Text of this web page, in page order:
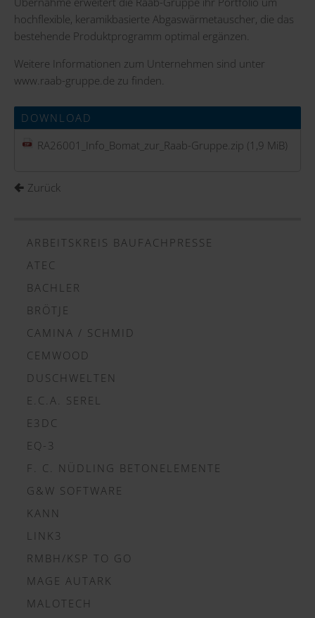
hochflexible, keramikbasierte Abgaswärmetauscher, die das
bestehende Produktprogramm optimal ergänzen.
Weitere Informationen zum Unternehmen sind unter
www.raab-gruppe.de zu finden.
DOWNLOAD
RA26001_Info_Bomat_zur_Raab-Gruppe.zip (1,9 MiB)
Zurück
ARBEITSKREIS BAUFACHPRESSE
ATEC
BACHLER
BRÖTJE
CAMINA / SCHMID
CEMWOOD
DUSCHWELTEN
E.C.A. SEREL
E3DC
EQ-3
F. C. NÜDLING BETONELEMENTE
G&W SOFTWARE
KANN
LINK3
RMBH/KSP TO GO
MAGE AUTARK
MALOTECH